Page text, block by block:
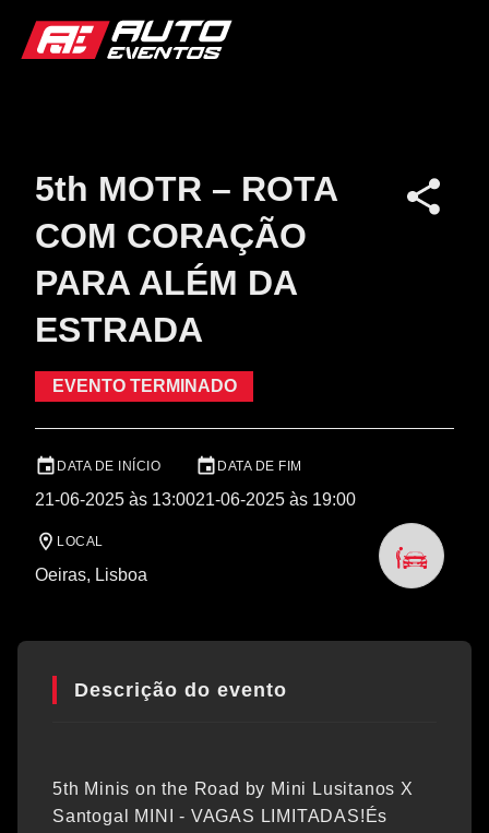
5th MOTR – ROTA
COM CORAÇÃO
PARA ALÉM DA
ESTRADA
EVENTO TERMINADO
DATA DE INÍCIO
21-06-2025 às 13:00
DATA DE FIM
21-06-2025 às 19:00
LOCAL
Oeiras, Lisboa
Descrição do evento
5th Minis on the Road by Mini Lusitanos X
Santogal MINI - VAGAS LIMITADAS!És